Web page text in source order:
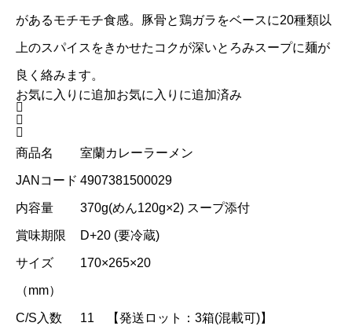
があるモチモチ食感。豚骨と鶏ガラをベースに20種類以
上のスパイスをきかせたコクが深いとろみスープに麺が
良く絡みます。
お気に入りに追加お気に入りに追加済み



商品名
室蘭カレーラーメン
JANコード 4907381500029
内容量 370g(めん120g×2) スープ添付
賞味期限 D+20 (要冷蔵)
サイズ
（mm）
170×265×20
C/S入数 11 【発送ロット：3箱(混載可)】